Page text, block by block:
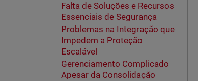
Falta de Soluções e Recursos
Essenciais de Segurança
Problemas na Integração que
Impedem a Proteção
Escalável
Gerenciamento Complicado
Apesar da Consolidação